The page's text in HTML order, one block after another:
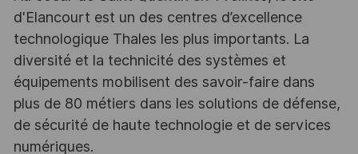
d'Elancourt est un des centres d’excellence
technologique Thales les plus importants. La
diversité et la technicité des systèmes et
équipements mobilisent des savoir-faire dans
plus de 80 métiers dans les solutions de défense,
de sécurité de haute technologie et de services
numériques.